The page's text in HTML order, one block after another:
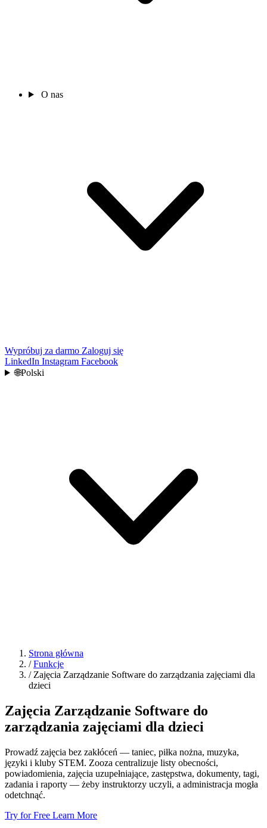
O nas
Wypróbuj za darmo Zaloguj się
LinkedIn Instagram Facebook
🌐Polski
Strona główna
/ Funkcje
/ Zajęcia Zarządzanie Software do zarządzania zajęciami dla
dzieci
Zajęcia Zarządzanie Software do
zarządzania zajęciami dla dzieci
Prowadź zajęcia bez zakłóceń — taniec, piłka nożna, muzyka,
języki i kluby STEM. Zooza centralizuje listy obecności,
powiadomienia, zajęcia uzupełniające, zastępstwa, dokumenty, tagi,
zadania i raporty — żeby instruktorzy uczyli, a administracja mogła
odetchnąć.
Try for Free Learn More